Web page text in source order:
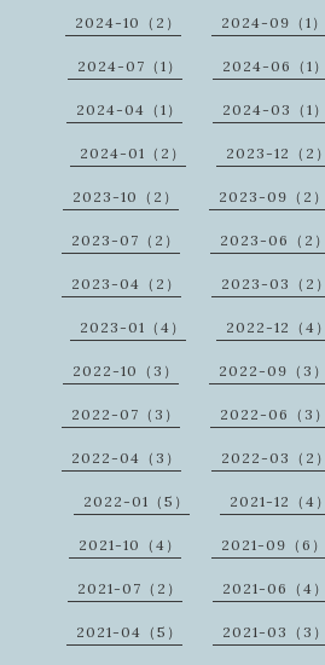
2024-10（2） 2024-09（1）
2024-07（1） 2024-06（1）
2024-04（1） 2024-03（1）
2024-01（2） 2023-12（2）
2023-10（2） 2023-09（2）
2023-07（2） 2023-06（2）
2023-04（2） 2023-03（2）
2023-01（4） 2022-12（4）
2022-10（3） 2022-09（3）
2022-07（3） 2022-06（3）
2022-04（3） 2022-03（2）
2022-01（5） 2021-12（4）
2021-10（4） 2021-09（6）
2021-07（2） 2021-06（4）
2021-04（5） 2021-03（3）